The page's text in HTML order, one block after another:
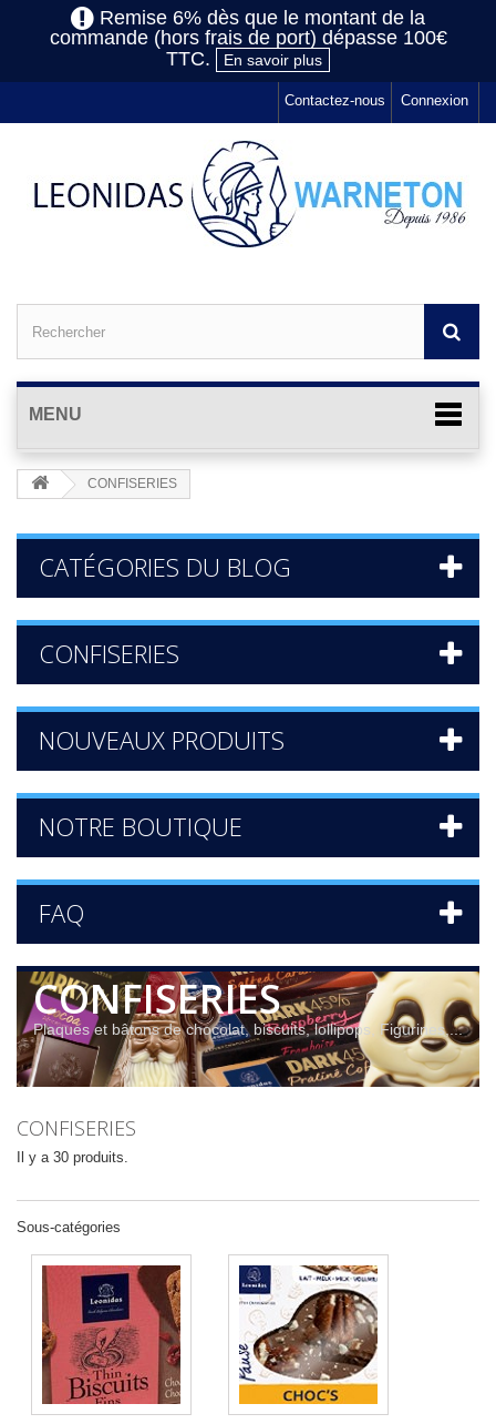
Remise 6% dès que le montant de la
commande (hors frais de port) dépasse 100€
TTC.
En savoir plus
Connexion
Contactez-nous
MENU
CONFISERIES
CATÉGORIES DU BLOG
CONFISERIES
NOUVEAUX PRODUITS
NOTRE BOUTIQUE
FAQ
CONFISERIES
Plaques et bâtons de chocolat, biscuits, lollipops, Figurines,...
CONFISERIES
Il y a 30 produits.
Sous-catégories